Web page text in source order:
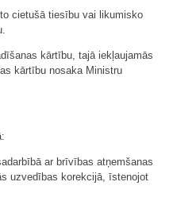
cietušā tiesību vai likumisko
kārtību, tajā iekļaujamās
kārtību nosaka Ministru
ar brīvības atņemšanas
uzvedības korekcijā, īstenojot